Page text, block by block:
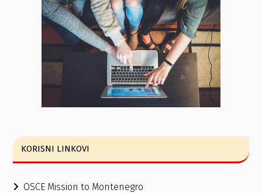
KORISNI LINKOVI
OSCE Mission to Montenegro